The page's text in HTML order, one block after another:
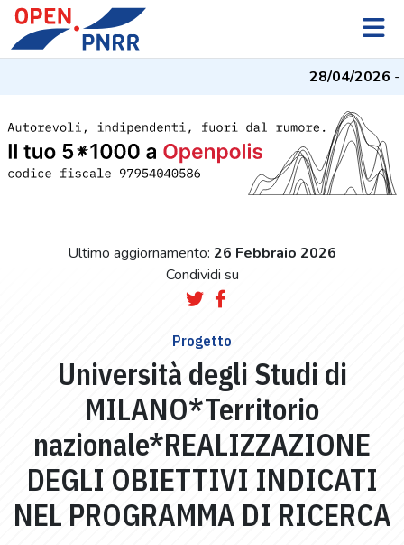
28/04/2026- I
Ultimo aggiornamento: 26 Febbraio 2026
Condividi su
Progetto
Università degli Studi di
MILANO*Territorio
nazionale*REALIZZAZIONE
DEGLI OBIETTIVI INDICATI
NEL PROGRAMMA DI RICERCA